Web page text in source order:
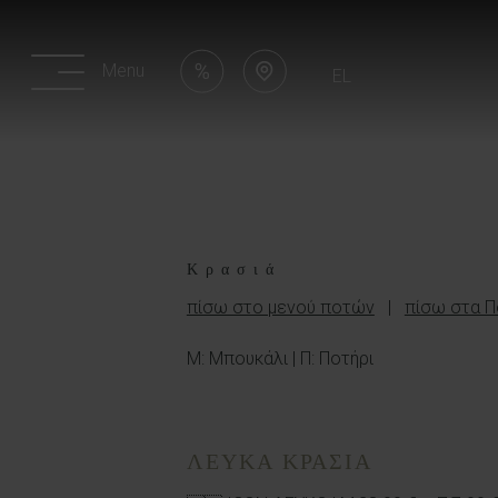
Menu
EL
Κρασιά
πίσω στο μενού ποτών | πίσω στα
Μ: Μπουκάλι | Π: Ποτήρι
ΛΕΥΚΑ ΚΡΑΣΙΑ